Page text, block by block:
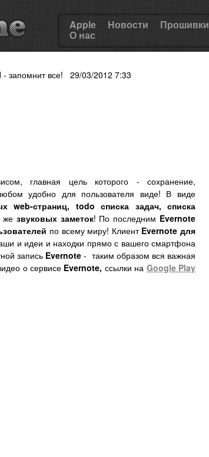
Apple Новости Прошивки
О нас
- запомнит все! 29/03/2012 7:33
главная цель которого - сохранение,
удобно для пользователя виде! В виде
web-страниц, todo списка задач, списка
же звуковых заметок! По последним Evernote
по всему миру! Клиент Evernote для
и идеи и находки прямо с вашего смартфона
запись Evernote - таким образом вся важная
о сервисе Evernote, ссылки на Google Play